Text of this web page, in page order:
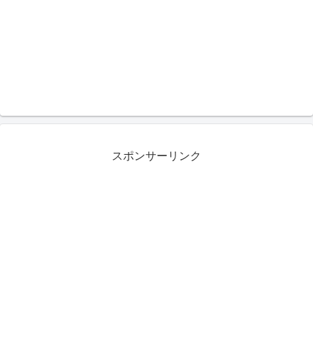
スポンサーリンク